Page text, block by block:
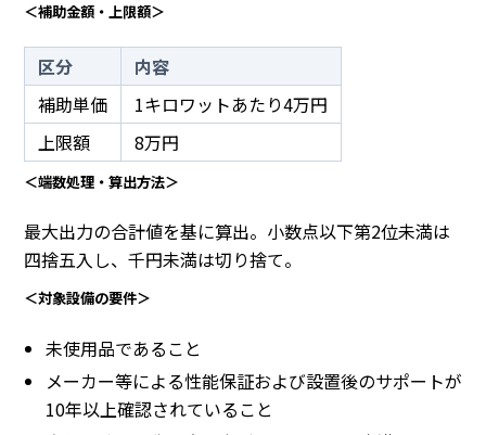
＜補助金額・上限額＞
区分
内容
補助単価
1キロワットあたり4万円
上限額
8万円
＜端数処理・算出方法＞
最大出力の合計値を基に算出。小数点以下第2位未満は
四捨五入し、千円未満は切り捨て。
＜対象設備の要件＞
未使用品であること
メーカー等による性能保証および設置後のサポートが
10年以上確認されていること